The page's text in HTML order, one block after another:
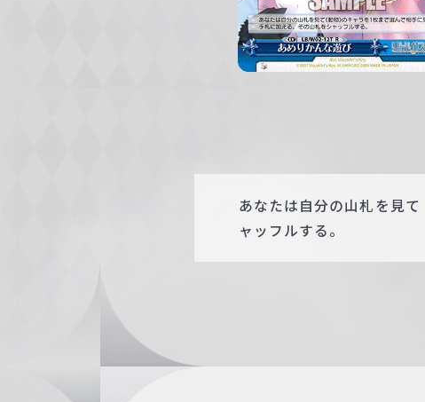
あなたは自分の山札を見
ャッフルする。